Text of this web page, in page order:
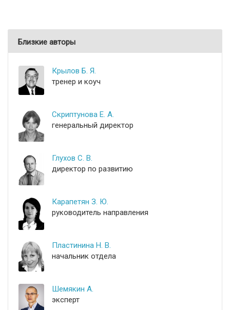
Близкие авторы
Крылов Б. Я.
тренер и коуч
Скриптунова Е. А.
генеральный директор
Глухов С. В.
директор по развитию
Карапетян З. Ю.
руководитель направления
Пластинина Н. В.
начальник отдела
Шемякин А.
эксперт